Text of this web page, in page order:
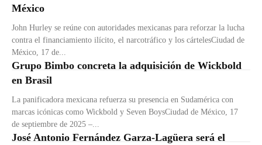
México
John Hurley se reúne con autoridades mexicanas para reforzar la lucha
contra el financiamiento ilícito, el narcotráfico y los cártelesCiudad de
México, 17 de...
Grupo Bimbo concreta la adquisición de Wickbold
en Brasil
La panificadora mexicana refuerza su presencia en Sudamérica con
marcas icónicas como Wickbold y Seven BoysCiudad de México, 17
de septiembre de 2025 –...
José Antonio Fernández Garza-Lagüera será el